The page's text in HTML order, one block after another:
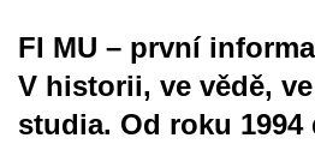
FI MU – první
V historii, ve vědě,
studia. Od roku 1994